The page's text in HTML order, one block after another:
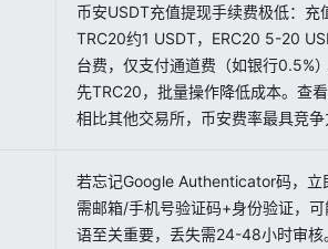
币安USDT充值提现手续费极低：
TRC20约1 USDT，ERC20 5-20
台费，仅支付通道费（如银行0.5%
先TRC20，批量操作降低成本。查
相比其他交易所，币安费率最具竞争
若忘记Google Authenticator码，立
需邮箱/手机号验证码+身份验证，
语至关重要，丢失需24-48小时审